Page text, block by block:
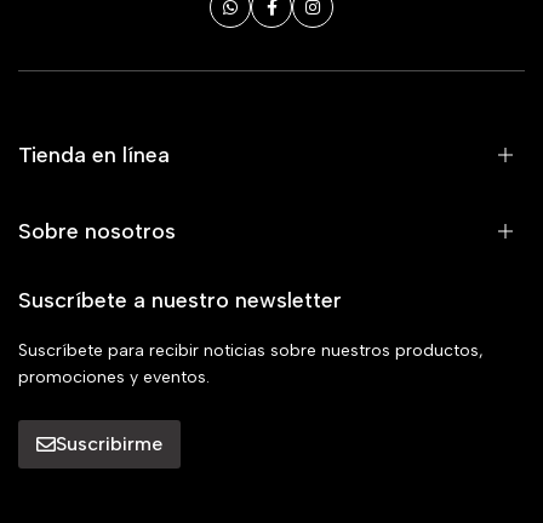
Tienda en línea
Sobre nosotros
Suscríbete a nuestro newsletter
Suscríbete para recibir noticias sobre nuestros productos,
promociones y eventos.
Suscribirme